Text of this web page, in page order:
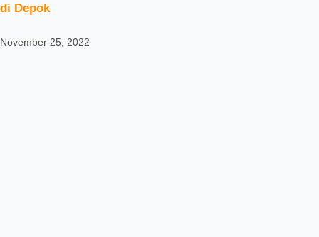
di Depok
November 25, 2022